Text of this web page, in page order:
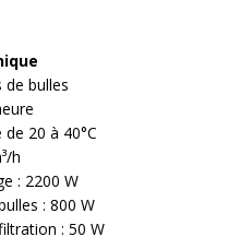
de bulles
20 à 40°C
h
: 2200 W
: 800 W
: 50 W